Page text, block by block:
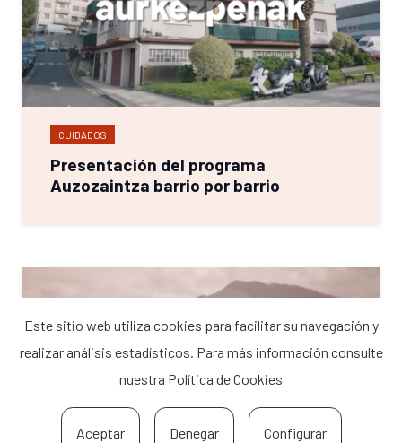
CUIDADOS
Presentación del programa
Auzozaintza barrio por barrio
Este sitio web utiliza cookies para facilitar su navegación y
realizar análisis estadísticos. Para más información consulte
nuestra Política de Cookies
Aceptar Denegar Configurar